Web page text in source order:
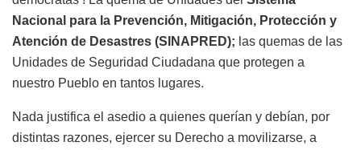
Nacional para la Prevención, Mitigación, Protección y
Atención de Desastres (SINAPRED); las quemas de las
Unidades de Seguridad Ciudadana que protegen a
nuestro Pueblo en tantos lugares.
Nada justifica el asedio a quienes querían y debían, por
distintas razones, ejercer su Derecho a movilizarse, a